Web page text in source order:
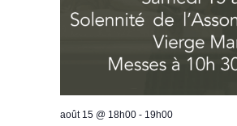
août 15 @ 18h00- 19h00